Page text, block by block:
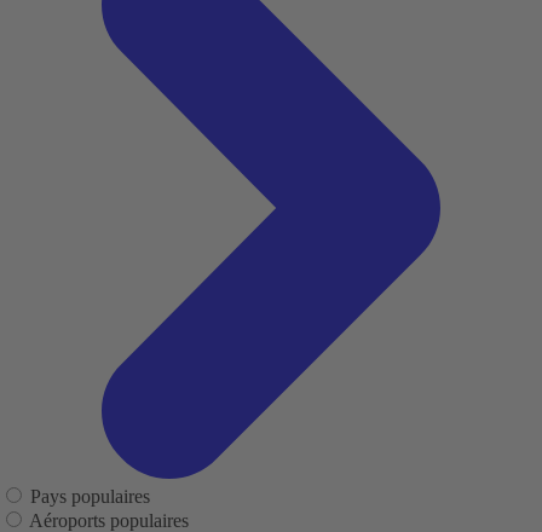
Pays populaires
Aéroports populaires